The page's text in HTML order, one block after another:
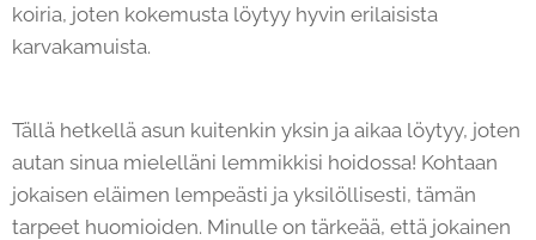
koiria, joten kokemusta löytyy hyvin erilaisista
karvakamuista.
Tällä hetkellä asun kuitenkin yksin ja aikaa löytyy, joten
autan sinua mielelläni lemmikkisi hoidossa! Kohtaan
jokaisen eläimen lempeästi ja yksilöllisesti, tämän
tarpeet huomioiden. Minulle on tärkeää, että jokainen